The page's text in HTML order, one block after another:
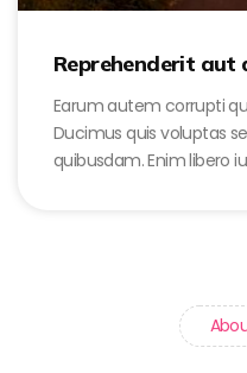
Reprehenderit aut
Earum autem corrupti
Ducimus quis voluptas
quibusdam. Enim libero